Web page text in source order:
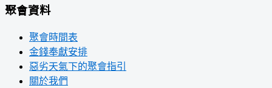
聚會資料
聚會時間表
金錢奉獻安排
惡劣天氣下的聚會指引
關於我們